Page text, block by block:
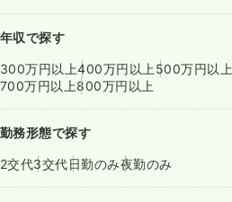
年収で探す
300万円以上400万円以上 500万円以上
700万円以上800万円以上
勤務形態で探す
2交代3交代日勤のみ夜勤のみ